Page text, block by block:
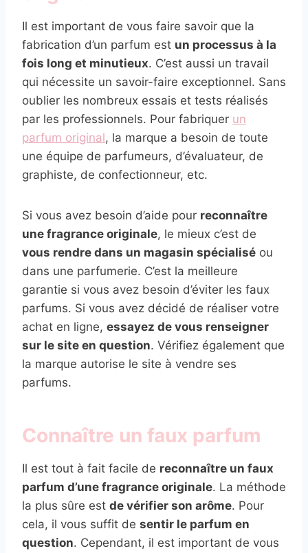
Il est important de vous faire savoir que la
fabrication d’un parfum est un processus à la
fois long et minutieux. C’est aussi un travail
qui nécessite un savoir-faire exceptionnel. Sans
oublier les nombreux essais et tests réalisés
par les professionnels. Pour fabriquer un
parfum original, la marque a besoin de toute
une équipe de parfumeurs, d’évaluateur, de
graphiste, de confectionneur, etc.
Si vous avez besoin d’aide pour reconnaître
une fragrance originale, le mieux c’est de
vous rendre dans un magasin spécialisé ou
dans une parfumerie. C’est la meilleure
garantie si vous avez besoin d’éviter les faux
parfums. Si vous avez décidé de réaliser votre
achat en ligne, essayez de vous renseigner
sur le site en question. Vérifiez également que
la marque autorise le site à vendre ses
parfums.
Connaître un faux parfum
Il est tout à fait facile de reconnaître un faux
parfum d’une fragrance originale. La méthode
la plus sûre est de vérifier son arôme. Pour
cela, il vous suffit de sentir le parfum en
question. Cependant, il est important de vous